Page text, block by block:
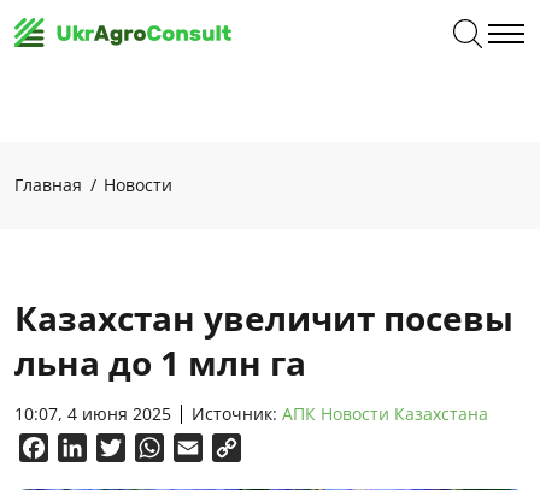
Главная Новости
Казахстан увеличит посевы
льна до 1 млн га
10:07, 4 июня 2025 Источник: АПК Новости Казахстана
FacebookLinkedInTwitterWhatsApp
Email